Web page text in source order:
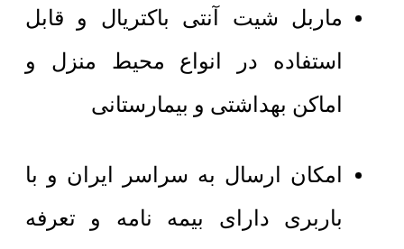
ماربل شیت آنتی باکتریال و قابل
استفاده در انواع محیط منزل و
اماکن بهداشتی و بیمارستانی
امکان ارسال به سراسر ایران و با
باربری دارای بیمه نامه و تعرفه